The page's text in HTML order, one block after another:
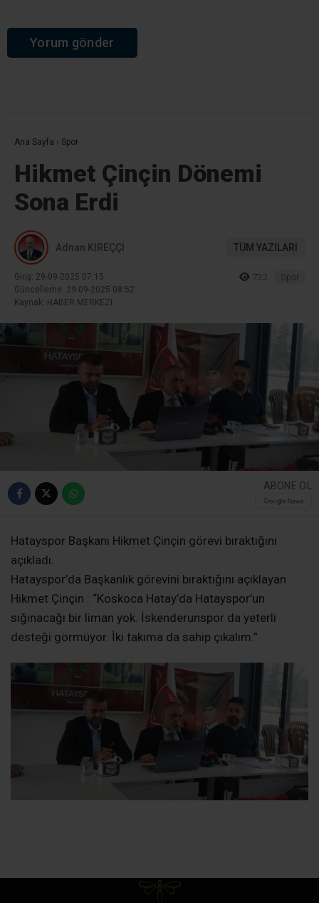
Ana Sayfa › Spor
Hikmet Çinçin Dönemi
Sona Erdi
Adnan KİREÇÇİ TÜM YAZILARI
Giriş: 29-09-2025 07:15
Güncelleme: 29-09-2025 08:52
Kaynak: HABER MERKEZI
732 Spor
ABONE OL
Hatayspor Başkanı Hikmet Çinçin görevi bıraktığını
açıkladı.
Hatayspor’da Başkanlık görevini bıraktığını açıklayan
Hikmet Çinçin : “Koskoca Hatay’da Hatayspor’un
sığınacağı bir liman yok. İskenderunspor da yeterli
desteği görmüyor. İki takıma da sahip çıkalım.”